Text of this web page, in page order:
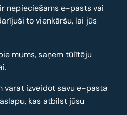
nepieciešams e-pasts vai
to vienkāršu, lai jūs
mums, saņem tūlītēju
varat izveidot savu e-pasta
kas atbilst jūsu